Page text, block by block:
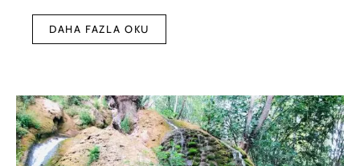
DAHA FAZLA OKU